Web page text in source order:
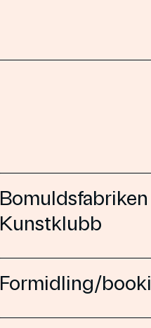
Bomuldsfabriken
Kunstklubb
Formidling/